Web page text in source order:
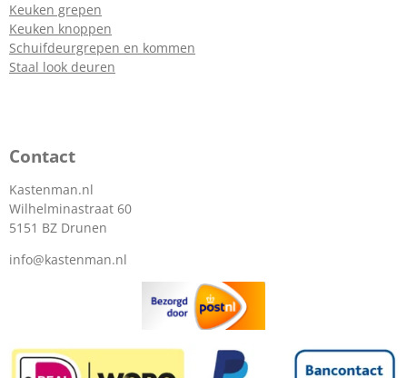
Keuken grepen
Keuken knoppen
Schuifdeurgrepen en kommen
Staal look deuren
Contact
Kastenman.nl
Wilhelminastraat 60
5151 BZ Drunen
info@kastenman.nl